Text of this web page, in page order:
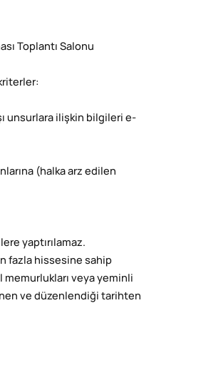
Toplantı Salonu
unsurlara ilişkin bilgileri e-
(halka arz edilen
yaptırılamaz.
fazla hissesine sahip
veya yeminli
ve düzenlendiği tarihten